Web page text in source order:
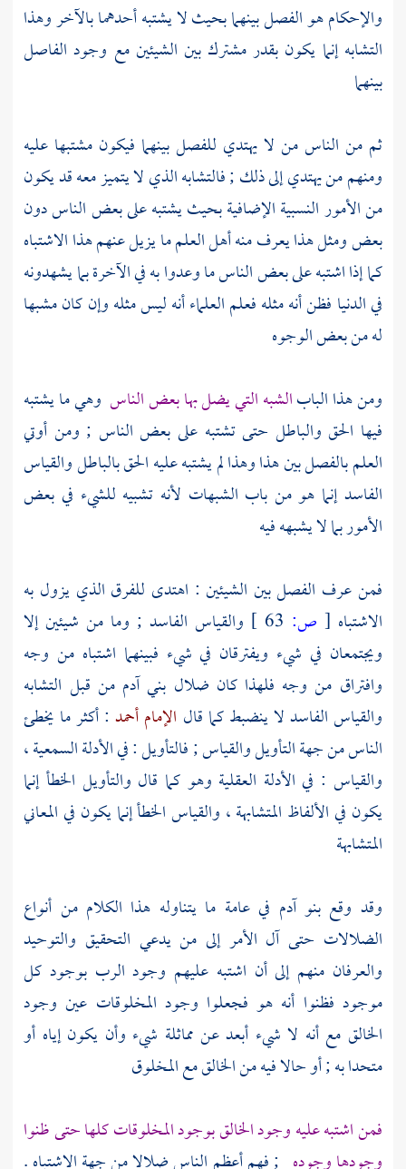
والإحكام هو الفصل بينهما بحيث لا يشتبه أحدهما بالآخر وهذا
التشابه إنما يكون بقدر مشترك بين الشيئين مع وجود الفاصل
بينهما
ثم من الناس من لا يهتدي للفصل بينهما فيكون مشتبها عليه
ومنهم من يهتدي إلى ذلك ; فالتشابه الذي لا يتميز معه قد يكون
من الأمور النسبية الإضافية بحيث يشتبه على بعض الناس دون
بعض ومثل هذا يعرف منه أهل العلم ما يزيل عنهم هذا الاشتباه
كما إذا اشتبه على بعض الناس ما وعدوا به في الآخرة بما يشهدونه
في الدنيا فظن أنه مثله فعلم العلماء أنه ليس مثله وإن كان مشبها
له من بعض الوجوه
ومن هذا البابالشبه التي يضل بها بعض الناس وهي ما يشتبه
فيها الحق والباطل حتى تشتبه على بعض الناس ; ومن أوتي
العلم بالفصل بين هذا وهذا لم يشتبه عليه الحق بالباطل والقياس
الفاسد إنما هو من باب الشبهات لأنه تشبيه للشيء في بعض
الأمور بما لا يشبهه فيه
فمن عرف الفصل بين الشيئين : اهتدى للفرق الذي يزول به
الاشتباه [ ص:
والقياس الفاسد ; وما من شيئين إلا
ويجتمعان في شيء ويفترقان في شيء فبينهما اشتباه من وجه
وافتراق من وجه فلهذا كان ضلال بني آدم من قبل التشابه
والقياس الفاسد لا ينضبط كما قال الإمام أحمد : أكثر ما يخطئ
الناس من جهة التأويل والقياس ; فالتأويل : في الأدلة السمعية ،
والقياس : في الأدلة العقلية وهو كما قال والتأويل الخطأ إنما
يكون في الألفاظ المتشابهة ، والقياس الخطأ إنما يكون في المعاني
المتشابهة
وقد وقع بنو آدم في عامة ما يتناوله هذا الكلام من أنواع
الضلالات حتى آل الأمر إلى من يدعي التحقيق والتوحيد
والعرفان منهم إلى أن اشتبه عليهم وجود الرب بوجود كل
موجود فظنوا أنه هو فجعلوا وجود المخلوقات عين وجود
الخالق مع أنه لا شيء أبعد عن مماثلة شيء وأن يكون إياه أو
متحدا به ; أو حالا فيه من الخالق مع المخلوق
فمن اشتبه عليه وجود الخالق بوجود المخلوقات كلها حتى ظنوا